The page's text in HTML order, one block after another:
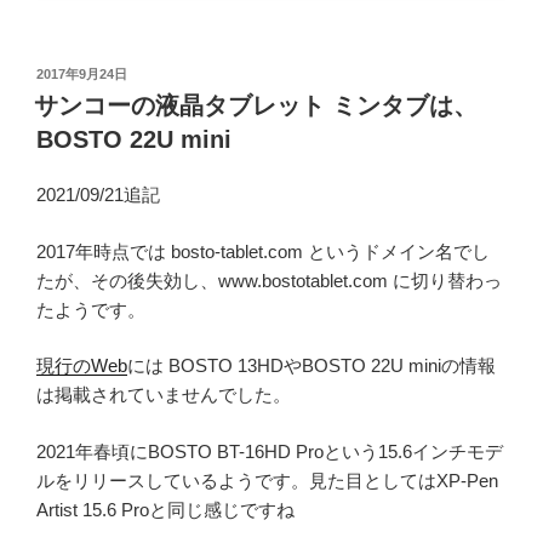
投
稿
日:
2017年9月24日
サンコーの液晶タブレット ミンタブは、
BOSTO 22U mini
2021/09/21追記
2017年時点では bosto-tablet.com というドメイン名でし
たが、その後失効し、www.bostotablet.com に切り替わっ
たようです。
現行のWebには BOSTO 13HDやBOSTO 22U miniの情報
は掲載されていませんでした。
2021年春頃にBOSTO BT-16HD Proという15.6インチモデ
ルをリリースしているようです。見た目としてはXP-Pen
Artist 15.6 Proと同じ感じですね